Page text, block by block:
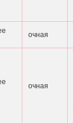
очная
очная